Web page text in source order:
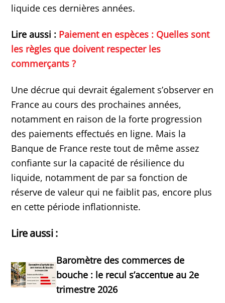
liquide ces dernières années.
Lire aussi : Paiement en espèces : Quelles sont
les règles que doivent respecter les
commerçants ?
Une décrue qui devrait également s’observer en
France au cours des prochaines années,
notamment en raison de la forte progression
des paiements effectués en ligne. Mais la
Banque de France reste tout de même assez
confiante sur la capacité de résilience du
liquide, notamment de par sa fonction de
réserve de valeur qui ne faiblit pas, encore plus
en cette période inflationniste.
Lire aussi :
Baromètre des commerces de
bouche : le recul s’accentue au 2e
trimestre 2026